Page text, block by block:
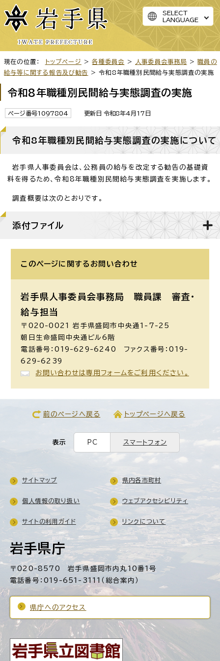
SELECT
LANGUAGE
現在の位置： トップページ >各種委員会 > 人事委員会事務局 >職員の
給与等に関する報告及び勧告
> 令和8年職種別民間給与実態調査の実施
令和8年職種別民間給与実態調査の実施
ページ番号1097804 更新日 令和8年4月17日
令和8年職種別民間給与実態調査の実施について
岩手県人事委員会は、公務員の給与を改定する勧告の基礎資
料を得るため、令和8年職種別民間給与実態調査を実施します。
調査概要は次のとおりです。
添付ファイル
このページに関する お問い合わせ
岩手県人事委員会事務局 職員課
審査・
給与担当
〒020-0021 岩手県盛岡市中央通1-7-25
朝日生命盛岡中央通ビル6階
電話番号：019-629-6240 ファクス番号：019-
629-6239
お問い合わせは専用フォームをご利用ください。
前のページへ戻る トップページへ戻る
表示 PC スマートフォン
岩手県庁
〒020-8570 岩手県盛岡市内丸10番1号
電話番号：019-651-3111（総合案内）
県庁へのアクセス
サイトマップ 県内各市町村
個人情報の取り扱い ウェブアクセシビリティ
サイトの利用ガイド リンクについて